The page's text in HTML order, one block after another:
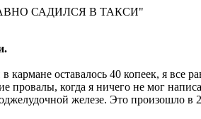
САДИЛСЯ В ТАКСИ"
оставалось 40 копеек, я все
провалы, когда я ничего не мог
железе. Это произошло